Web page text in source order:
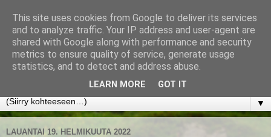
www.jyrkikokko.fi
Uusi Suunta - Jokainen hetki tarjoaa tilaisuuden muuttaa
▼
LAUANTAI 19. HELMIKUUTA 2022
This site uses cookies from Google to deliver its services
and to analyze traffic. Your IP address and user-agent are
shared with Google along with performance and security
metrics to ensure quality of service, generate usage
statistics, and to detect and address abuse.
LEARN MORE GOT IT